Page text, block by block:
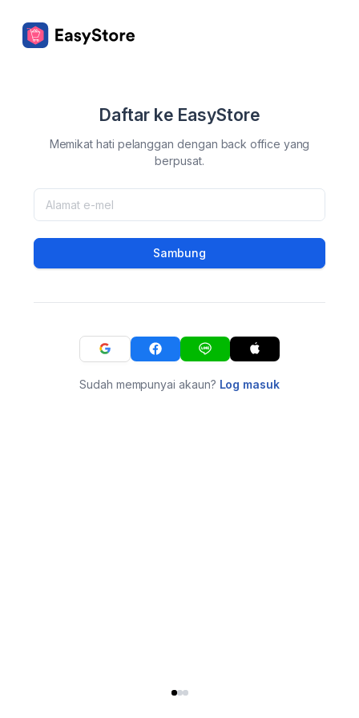
Daftar ke EasyStore
Memikat hati pelanggan dengan back office yang
berpusat.
Sambung
Sudah mempunyai akaun? Log masuk